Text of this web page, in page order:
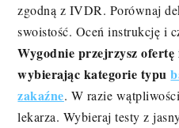
zgodną z IVDR. Porównaj
swoistość. Oceń instrukcję i
Wygodnie przejrzysz
wybierając kategorie typu
zakaźne. W razie
lekarza. Wybieraj testy z